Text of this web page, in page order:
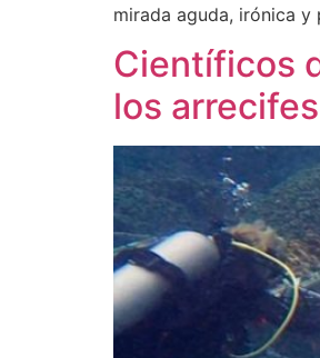
mirada aguda, irónica
Científicos
los